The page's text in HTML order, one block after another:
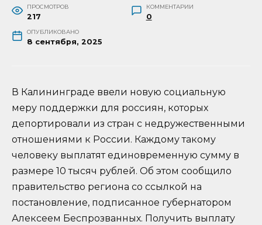
ПРОСМОТРОВ
217
КОММЕНТАРИИ
0
ОПУБЛИКОВАНО
8 сентября, 2025
В Калининграде ввели новую социальную
меру поддержки для россиян, которых
депортировали из стран с недружественными
отношениями к России. Каждому такому
человеку выплатят единовременную сумму в
размере 10 тысяч рублей. Об этом сообщило
правительство региона со ссылкой на
постановление, подписанное губернатором
Алексеем Беспрозванных. Получить выплату